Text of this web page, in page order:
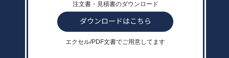
注文書・見積書のダウンロード
エクセル/PDF文書でご用意してます